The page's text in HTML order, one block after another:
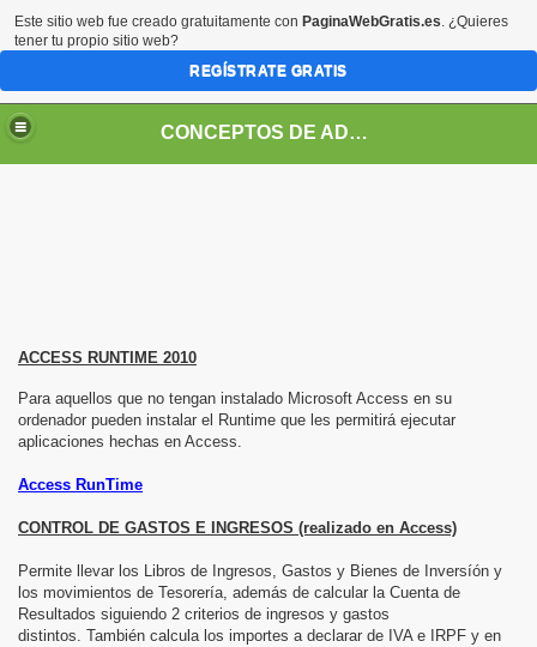
CONCEPTOS DE ADMINISTRACION
ACCESS RUNTIME 2010
Para aquellos que no tengan instalado Microsoft Access en su
ordenador pueden instalar el Runtime que les permitirá ejecutar
aplicaciones hechas en Access.
Access RunTime
CONTROL DE GASTOS E INGRESOS (realizado en Access)
Permite llevar los Libros de Ingresos, Gastos y Bienes de Inversíón y
los movimientos de Tesorería, además de calcular la Cuenta de
Resultados siguiendo 2 criterios de ingresos y gastos
distintos. También calcula los importes a declarar de IVA e IRPF y en
Este sitio web fue creado gratuitamente con PaginaWebGratis.es. ¿Quieres
tener tu propio sitio web?
REGÍSTRATE GRATIS